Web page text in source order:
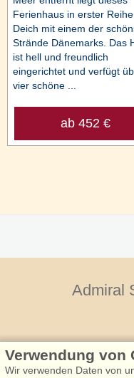
Ferienhaus in erster
Deich mit einem der
Strände Dänemarks. Das
ist hell und freundlich
eingerichtet und verfügt
vier schöne ...
ab 452 €
Admiral
Verwendung von
Wir verwenden Daten von